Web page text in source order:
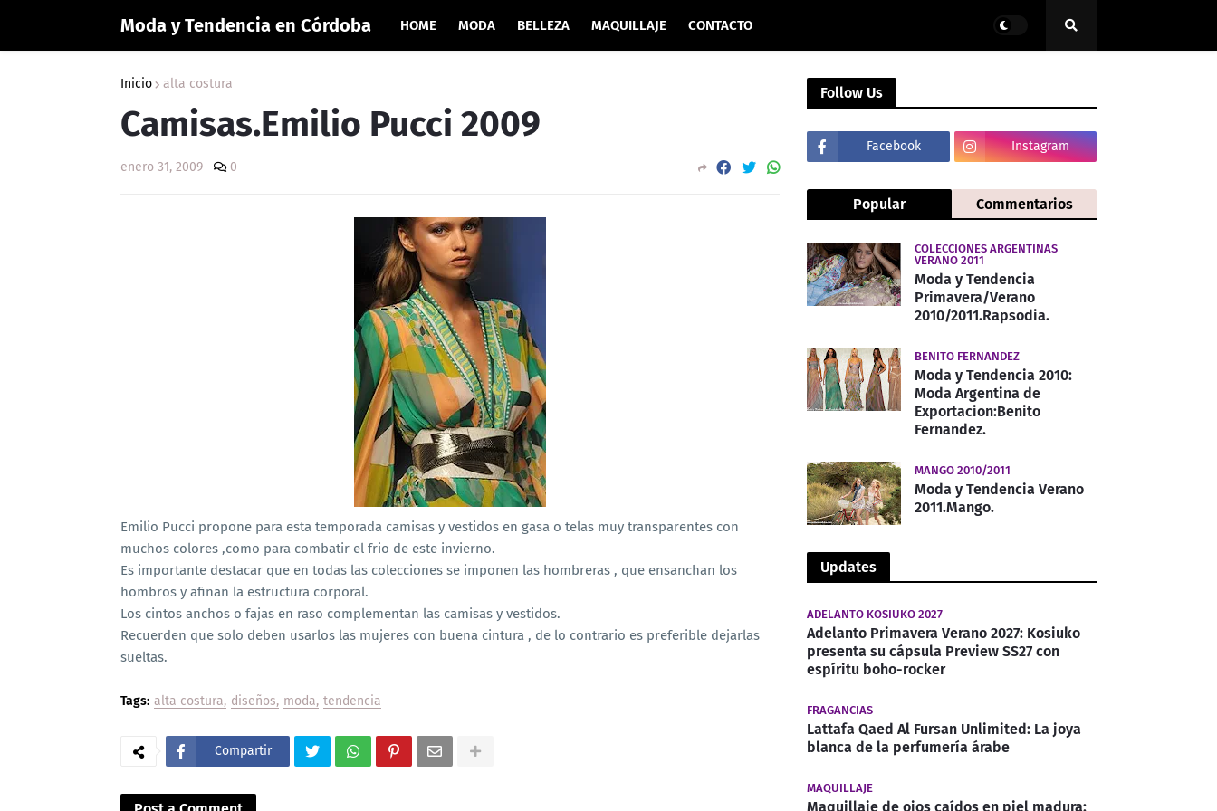
Moda y Tendencia en Córdoba HOME MODA BELLEZA MAQUILLAJE CONTACTO
Inicio alta costura
Camisas.Emilio Pucci 2009
enero 31, 2009 0
Emilio Pucci propone para esta temporada camisas y vestidos en gasa o telas muy transparentes con
muchos colores ,como para combatir el frio de este invierno.
Es importante destacar que en todas las colecciones se imponen las hombreras , que ensanchan los
hombros y afinan la estructura corporal.
Los cintos anchos o fajas en raso complementan las camisas y vestidos.
Recuerden que solo deben usarlos las mujeres con buena cintura , de lo contrario es preferible dejarlas
sueltas.
Tags: alta costura diseños moda tendencia
Compartir
Follow Us
Facebook Instagram
Popular Commentarios
COLECCIONES ARGENTINAS
VERANO 2011
Moda y Tendencia
Primavera/Verano
2010/2011.Rapsodia.
BENITO FERNANDEZ
Moda y Tendencia 2010:
Moda Argentina de
Exportacion:Benito
Fernandez.
MANGO 2010/2011
Moda y Tendencia Verano
2011.Mango.
Updates
ADELANTO KOSIUKO 2027
Adelanto Primavera Verano 2027: Kosiuko
presenta su cápsula Preview SS27 con
espíritu boho-rocker
FRAGANCIAS
Lattafa Qaed Al Fursan Unlimited: La joya
blanca de la perfumería árabe
MAQUILLAJE
Maquillaje de ojos caídos en piel madura: